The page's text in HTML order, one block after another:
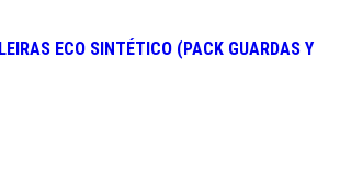
ECO SINTÉTICO (PACK GUARDAS Y